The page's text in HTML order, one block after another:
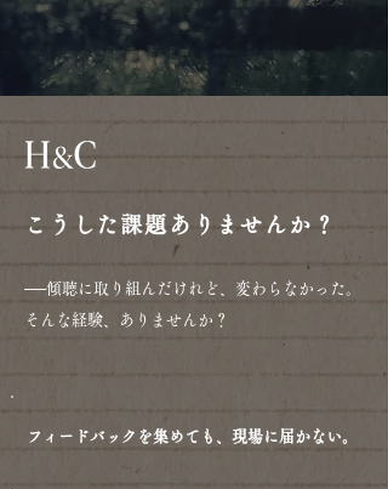
こうした課題ありませんか？
──傾聴に取り組んだけれど、変わらなかった。
そんな経験、ありませんか？
フィードバックを集めても、現場に届かない。